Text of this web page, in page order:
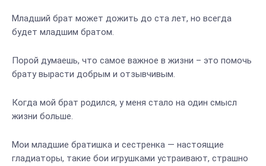
Младший брат может дожить до ста лет, но всегда
будет младшим братом.
Порой думаешь, что самое важное в жизни – это помочь
брату вырасти добрым и отзывчивым.
Когда мой брат родился, у меня стало на один смысл
жизни больше.
Мои младшие братишка и сестренка — настоящие
гладиаторы, такие бои игрушками устраивают, страшно